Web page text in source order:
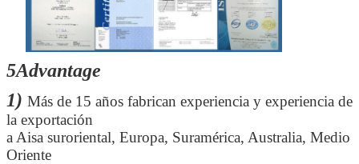
5Advantage
1) Más de 15 años fabrican experiencia y experiencia de
la exportación
a Aisa suroriental, Europa, Suramérica, Australia, Medio
Oriente